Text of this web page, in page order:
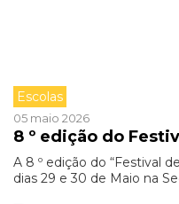
Escolas
05 maio 2026
8 º edição do
A 8 º edição do “Festival
dias 29 e 30 de Maio na